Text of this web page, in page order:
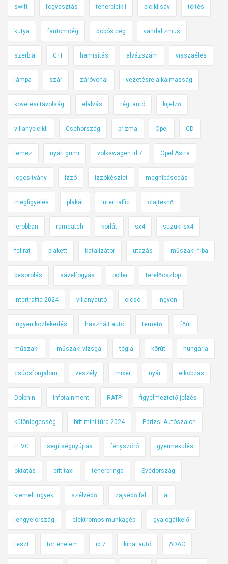
swift fogyasztás teherbicikli biciklisáv töltés
kutya fantomcég dobós cég vandalizmus
szerbia GTI hamisítás alvázszám visszaélés
lámpa szár záróvonal vezetésre alkalmasság
követési távolság elalvás régi autó kijelző
villanybicikli Csehország prizma Opel CD
lemez nyári gumi volkswagen id.7 Opel Astra
jogosítvány izzó izzókészlet meghibásodás
megfigyelés plakát intertraffic olajteknő
lerobban ramcatch korlát sx4 suzuki sx4
felirat plakett katalizátor utazás műszaki hiba
besorolás sávelfogyás poller terelőoszlop
intertraffic 2024 villanyautó olcsó ingyen
ingyen közlekedés használt autó temető főút
műszaki műszaki vizsga tégla körút hungária
csúcsforgalom veszély mixer nyár elkobzás
Dolphin infotainment RATP figyelmeztető jelzés
különlegesség brit mini túra 2024 Párizsi Autószalon
LEVC segítségnyújtás fényszóró gyermekülés
oktatás brit taxi teherbringa Svédország
kiemelt ügyek szélvédő zajvédő fal ai
lengyelország elektromos munkagép gyalogátkelő
teszt történelem id.7 kínai autó ADAC